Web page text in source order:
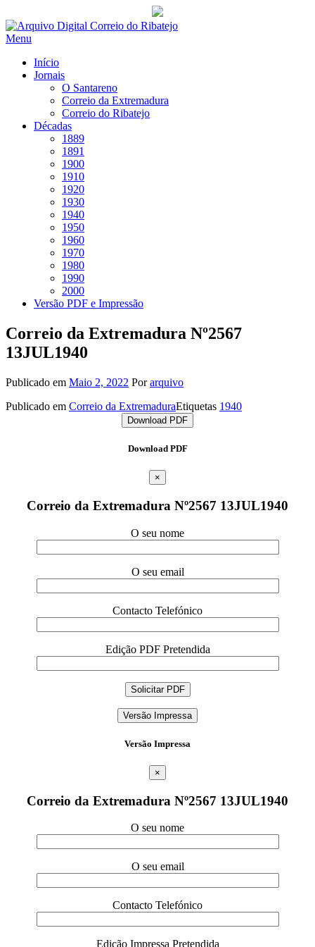
Saltar
para
Menu
Início
Jornais
O Santareno
Correio da Extremadura
Correio do Ribatejo
Décadas
1889
1891
1900
1910
1920
1930
1940
1950
1960
1970
1980
1990
2000
Versão PDF e Impressão
Correio da Extremadura Nº2567
13JUL1940
Publicado em Maio 2, 2022 Porarquivo
Publicado em Correio da ExtremaduraEtiquetas 1940
Download PDF
Download PDF
×
Correio da Extremadura Nº2567 13JUL1940
O seu nome
O seu email
Contacto Telefónico
Edição PDF Pretendida
Versão Impressa
Versão Impressa
×
Correio da Extremadura Nº2567 13JUL1940
O seu nome
O seu email
Contacto Telefónico
Edição Impressa Pretendida